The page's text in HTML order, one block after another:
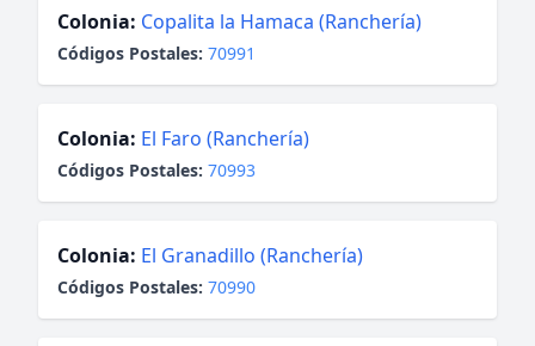
Colonia: Copalita la Hamaca (Ranchería)
Códigos Postales: 70991
Colonia: El Faro (Ranchería)
Códigos Postales: 70993
Colonia: El Granadillo (Ranchería)
Códigos Postales: 70990